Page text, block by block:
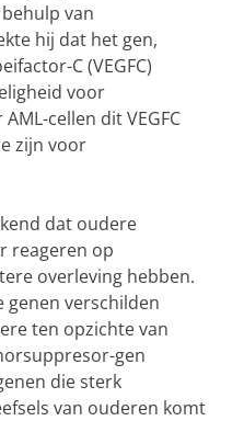
van
hij dat het gen,
C (VEGFC)
voor
cellen dit VEGFC
zijn voor
dat oudere
reageren op
overleving hebben.
genen verschilden
ten opzichte van
gen
die sterk
van ouderen komt